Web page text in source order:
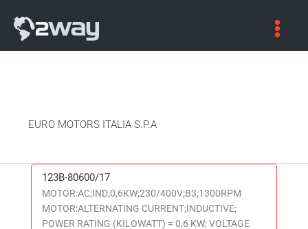
EURO MOTORS ITALIA S.P.A
123B-80600/17
MOTOR:AC;IND;0,6KW;230/400V;B3;1300RPM
MOTOR:ALTERNATING CURRENT;INDUCTIVE;
POWER RATING (KILOWATT) = 0,6 KW; VOLTAGE
123B-
80600/17